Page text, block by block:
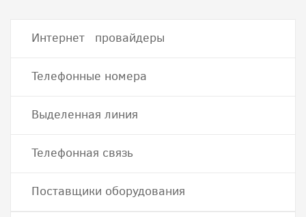
Интернет провайдеры
Телефонные номера
Выделенная линия
Телефонная связь
Поставщики оборудования